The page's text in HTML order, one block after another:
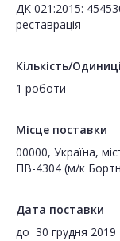
ДК 021:2015:
реставрація
Кількість/
1 роботи
Місце поставки
00000, Україна,
ПВ-4304 (м/к
Дата поставки
до 30 грудня 2019